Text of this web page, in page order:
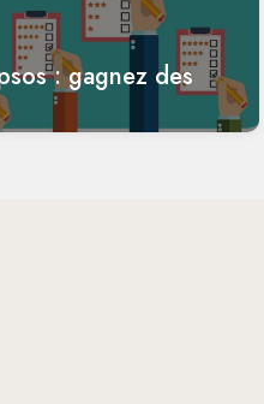
: gagnez des